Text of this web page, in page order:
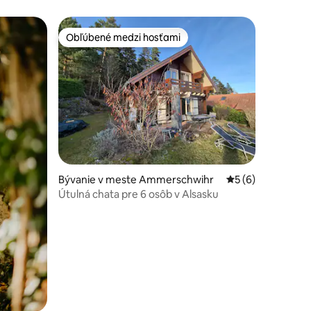
65
Obľúbené medzi hosťami
Obľúbené medzi hosťami
Bývanie v meste Ammerschwihr Priemerné
5 (6)
Útulná chata pre 6 osôb v Alsasku